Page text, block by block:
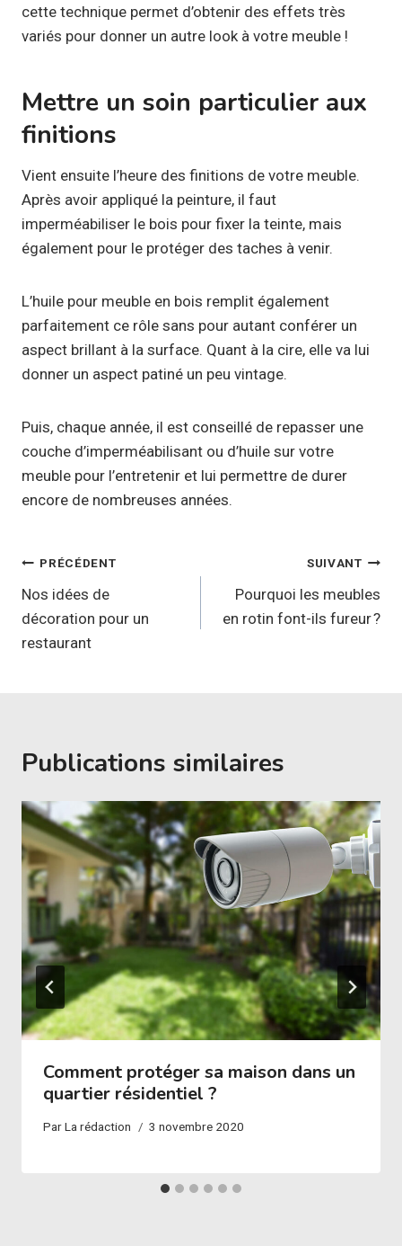
cette technique permet d’obtenir des effets très
variés pour donner un autre look à votre meuble !
Mettre un soin particulier aux
finitions
Vient ensuite l’heure des finitions de votre meuble.
Après avoir appliqué la peinture, il faut
imperméabiliser le bois pour fixer la teinte, mais
également pour le protéger des taches à venir.
L’huile pour meuble en bois remplit également
parfaitement ce rôle sans pour autant conférer un
aspect brillant à la surface. Quant à la cire, elle va lui
donner un aspect patiné un peu vintage.
Puis, chaque année, il est conseillé de repasser une
couche d’imperméabilisant ou d’huile sur votre
meuble pour l’entretenir et lui permettre de durer
encore de nombreuses années.
Navigation
de
l’article
PRÉCÉDENT
Nos idées de
décoration pour un
restaurant
SUIVANT
Pourquoi les meubles
en rotin font-ils fureur ?
Publications similaires
Comment protéger sa maison dans un
quartier résidentiel ?
ParLa rédaction 3 novembre 2020